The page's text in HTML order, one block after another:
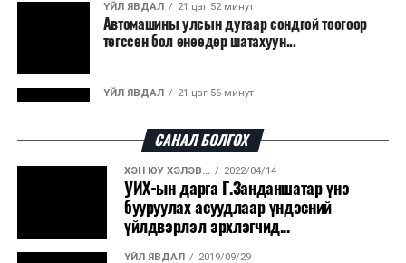
ҮЙЛ ЯВДАЛ 21 цаг 52 минут
Автомашины улсын дугаар сондгой тоогоор
төгссөн бол өнөөдөр шатахуун...
ҮЙЛ ЯВДАЛ 21 цаг 56 минут
ДЭЛХИЙ НИЙТЭЭР.. 2026/08/06
“Уралдронзавод” компанийн ерөнхий
захирлын автомашиныг дэлбэлжээ...
САНАЛ БОЛГОХ
ХЭН ЮУ ХЭЛЭВ... 2022/04/14
УИХ-ын дарга Г.Занданшатар үнэ
бууруулах асуудлаар үндэсний
үйлдвэрлэл эрхлэгчид...
ҮЙЛ ЯВДАЛ 2019/09/29